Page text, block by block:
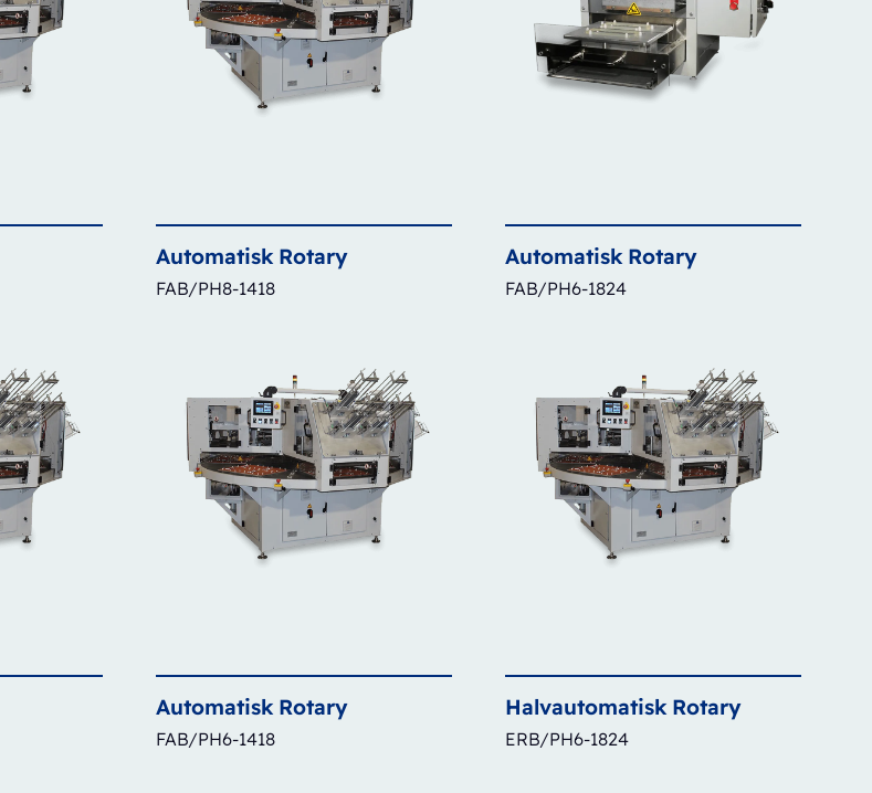
Automatisk Rotary
FAB/PH8-1418
Automatisk Rotary
FAB/PH6-1824
Automatisk Rotary
FAB/PH6-1418
Halvautomatisk Rotary
ERB/PH6-1824